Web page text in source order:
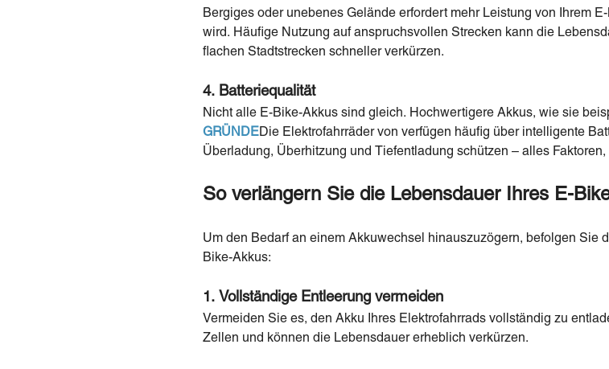
Bergiges oder unebenes Gelände erfordert mehr Leistung von Ihrem
wird. Häufige Nutzung auf anspruchsvollen Strecken kann die
flachen Stadtstrecken schneller verkürzen.
4. Batteriequalität
Nicht alle E-Bike-Akkus sind gleich. Hochwertigere Akkus, wie sie
GRÜNDEDie Elektrofahrräder von verfügen häufig über intelligente
Überladung, Überhitzung und Tiefentladung schützen – alles
So verlängern Sie die Lebensdauer Ihres E-
Um den Bedarf an einem Akkuwechsel hinauszuzögern, befolgen Sie
Bike-Akkus:
1. Vollständige Entleerung vermeiden
Vermeiden Sie es, den Akku Ihres Elektrofahrrads vollständig zu
Zellen und können die Lebensdauer erheblich verkürzen.